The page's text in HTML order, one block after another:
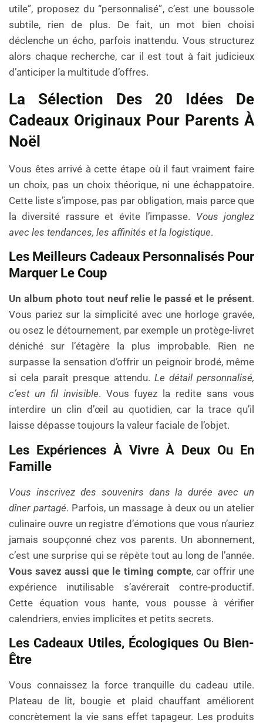
utile”, proposez du “personnalisé”, c’est une boussole
subtile, rien de plus. De fait, un mot bien choisi
déclenche un écho, parfois inattendu. Vous structurez
alors chaque recherche, car il est tout à fait judicieux
d’anticiper la multitude d’offres.
La Sélection Des 20 Idées De
Cadeaux Originaux Pour Parents À
Noël
Vous êtes arrivé à cette étape où il faut vraiment faire
un choix, pas un choix théorique, ni une échappatoire.
Cette liste s’impose, pas par obligation, mais parce que
la diversité rassure et évite l’impasse. Vous jonglez
avec les tendances, les affinités et la logistique.
Les Meilleurs Cadeaux Personnalisés Pour
Marquer Le Coup
Un album photo tout neuf relie le passé et le présent.
Vous pariez sur la simplicité avec une horloge gravée,
ou osez le détournement, par exemple un protège-livret
déniché sur l’étagère la plus improbable. Rien ne
surpasse la sensation d’offrir un peignoir brodé, même
si cela paraît presque attendu. Le détail personnalisé,
c’est un fil invisible. Vous fuyez la redite sans vous
interdire un clin d’œil au quotidien, car la trace qu’il
laisse dépasse toujours la valeur faciale de l’objet.
Les Expériences À Vivre À Deux Ou En
Famille
Vous inscrivez des souvenirs dans la durée avec un
dîner partagé. Parfois, un massage à deux ou un atelier
culinaire ouvre un registre d’émotions que vous n’auriez
jamais soupçonné chez vos parents. Un abonnement,
c’est une surprise qui se répète tout au long de l’année.
Vous savez aussi que le timing compte, car offrir une
expérience inutilisable s’avérerait contre-productif.
Cette équation vous hante, vous pousse à vérifier
calendriers, envies implicites et petits secrets.
Les Cadeaux Utiles, Écologiques Ou Bien-
Être
Vous connaissez la force tranquille du cadeau utile.
Plateau de lit, bougie et plaid chauffant améliorent
concrètement la vie sans effet tapageur. Les produits